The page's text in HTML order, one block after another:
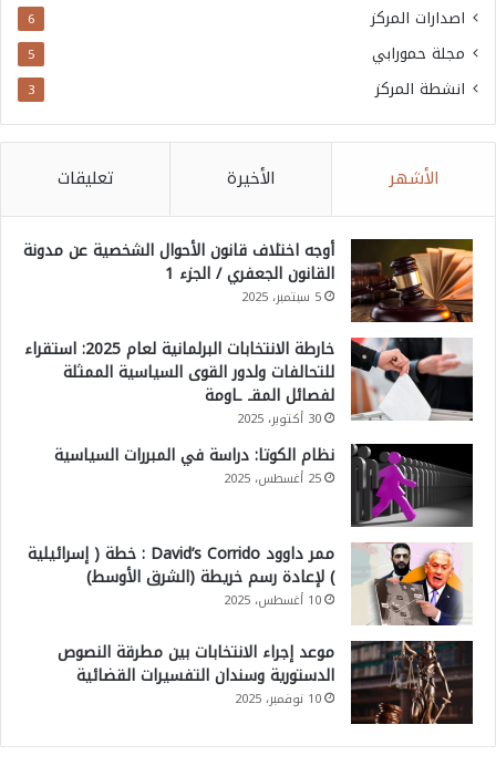
اصدارات المركز 6
مجلة حمورابي 5
انشطة المركز 3
الأشهر الأخيرة تعليقات
أوجه اختلاف قانون الأحوال الشخصية عن مدونة
القانون الجعفري / الجزء 1
5 سبتمبر، 2025
خارطة الانتخابات البرلمانية لعام 2025: استقراء
للتحالفات ولدور القوى السياسية الممثلة
لفصائل المقـ ـاومة
30 أكتوبر، 2025
نظام الكوتا: دراسة في المبررات السياسية
25 أغسطس، 2025
ممر داوود David’s Corrido : خطة ( إسرائيلية
) لإعادة رسم خريطة (الشرق الأوسط)
10 أغسطس، 2025
موعد إجراء الانتخابات بين مطرقة النصوص
الدستورية وسندان التفسيرات القضائية
10 نوفمبر، 2025